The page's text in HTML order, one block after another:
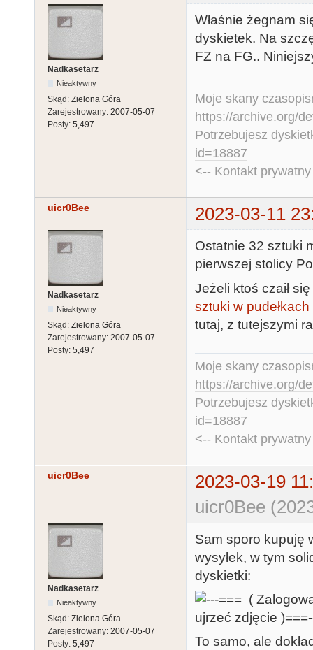
Nadkasetarz
Nieaktywny
Skąd: Zielona Góra
Zarejestrowany: 2007-05-07
Posty: 5,497
Właśnie żegnam
dyskietek. Na
FZ na FG..
Moje skany
https://archive.org/
Potrzebujesz
id=18887
<-- Kontakt
uicr0Bee 2023-03-11
Nadkasetarz
Nieaktywny
Skąd: Zielona Góra
Zarejestrowany: 2007-05-07
Posty: 5,497
Ostatnie 32 sztuki
pierwszej stolicy
Jeżeli ktoś czaił
sztuki w
tutaj, z tutejszymi
Moje skany
https://archive.org/
Potrzebujesz
id=18887
<-- Kontakt
uicr0Bee
2023-03-19
uicr0Bee
Nadkasetarz
Nieaktywny
Skąd: Zielona Góra
Zarejestrowany: 2007-05-07
Posty: 5,497
Sam sporo kupuję
wysyłek, w tym
dyskietki:
To samo, ale